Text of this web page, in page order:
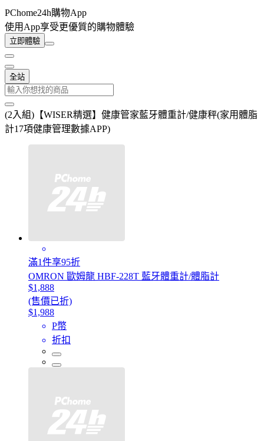
PChome24h購物App
使用App享受更優質的購物體驗
立即體驗
全站
(2入組)【WISER精選】健康管家藍牙體重計/健康秤(家用體脂
計17項健康管理數據APP)
滿1件享95折
OMRON 歐姆龍 HBF-228T 藍牙體重計/體脂計
$1,888
(售價已折)
$1,988
P幣
折扣